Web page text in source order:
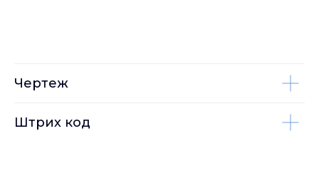
Чертеж
Штрих код